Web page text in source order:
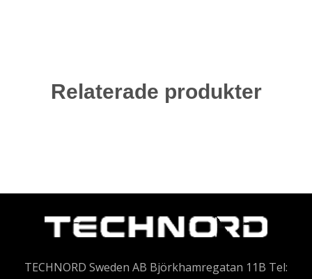
Relaterade produkter
TECHNORD Sweden AB Björkhamregatan 11B Tel: